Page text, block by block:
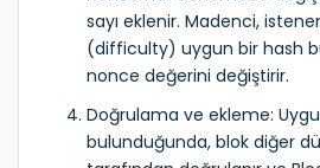
sayı eklenir. Madenci,
(difficulty) uygun bir hash
nonce değerini değiştirir.
Doğrulama ve ekleme:
bulunduğunda, blok diğer